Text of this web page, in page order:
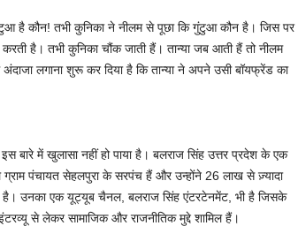
है कौन! तभी कुनिका ने नीलम से पूछा कि गुंटुआ कौन है। जिस पर
है। तभी कुनिका चौंक जाती हैं। तान्या जब आती हैं तो नीलम
लगाना शुरू कर दिया है कि तान्या ने अपने उसी बॉयफ्रेंड का
में खुलासा नहीं हो पाया है। बलराज सिंह उत्तर प्रदेश के एक
ग्राम पंचायत सेहलपुरा के सरपंच हैं और उन्होंने 26 लाख से ज़्यादा
है। उनका एक यूट्यूब चैनल, बलराज सिंह एंटरटेनमेंट, भी है जिसके
से लेकर सामाजिक और राजनीतिक मुद्दे शामिल हैं।